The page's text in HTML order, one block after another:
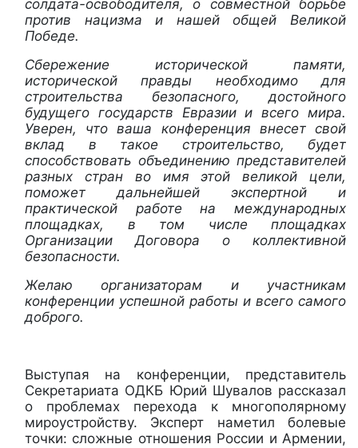
солдата-освободителя, о совместной борьбе
против нацизма и нашей общей Великой
Победе.
Сбережение исторической памяти,
исторической правды необходимо для
строительства безопасного, достойного
будущего государств Евразии и всего мира.
Уверен, что ваша конференция внесет свой
вклад в такое строительство, будет
способствовать объединению представителей
разных стран во имя этой великой цели,
поможет дальнейшей экспертной и
практической работе на международных
площадках, в том числе площадках
Организации Договора о коллективной
безопасности.
Желаю организаторам и участникам
конференции успешной работы и всего самого
доброго.
Выступая на конференции, представитель
Секретариата ОДКБ Юрий Шувалов рассказал
о проблемах перехода к многополярному
мироустройству. Эксперт наметил болевые
точки: сложные отношения России и Армении,